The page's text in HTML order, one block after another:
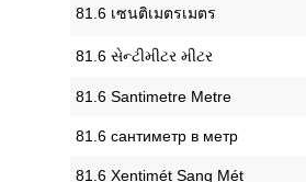
‎81.6 เซนติเมตรเมตร
‎81.6 સેન્ટીમીટર મીટર
‎81.6 Santimetre Metre
‎81.6 сантиметр в метр
‎81.6 Xentimét Sang Mét